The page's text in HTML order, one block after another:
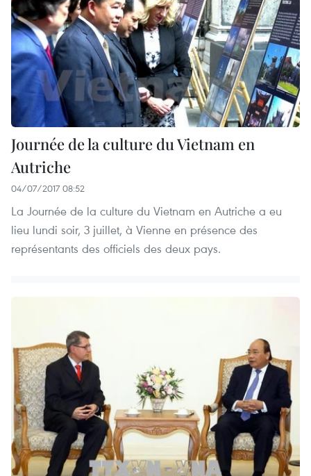
Journée de la culture du Vietnam en
Autriche
04/07/2017 08:52
La Journée de la culture du Vietnam en Autriche a eu
lieu lundi soir, 3 juillet, à Vienne en présence des
représentants des officiels des deux pays.